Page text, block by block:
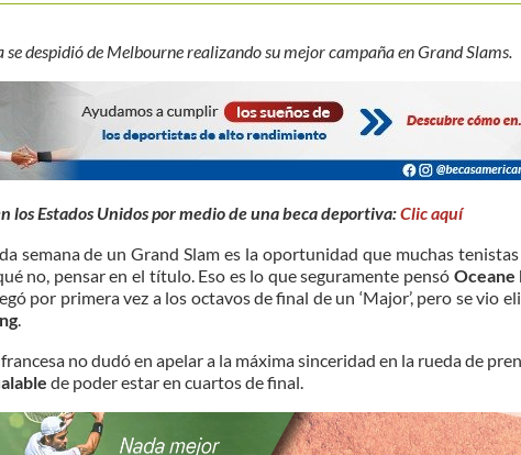
se despidió de Melbourne realizando su mejor campaña en Grand Slams.
los Estados Unidos por medio de una beca deportiva:Clic aquí
semana de un Grand Slam es la oportunidad que muchas
no, pensar en el título. Eso es lo que seguramente pensó Oceane
por primera vez a los octavos de final de un ‘Major’, pero se vio
no dudó en apelar a la máxima sinceridad en la rueda de
de poder estar en cuartos de final.